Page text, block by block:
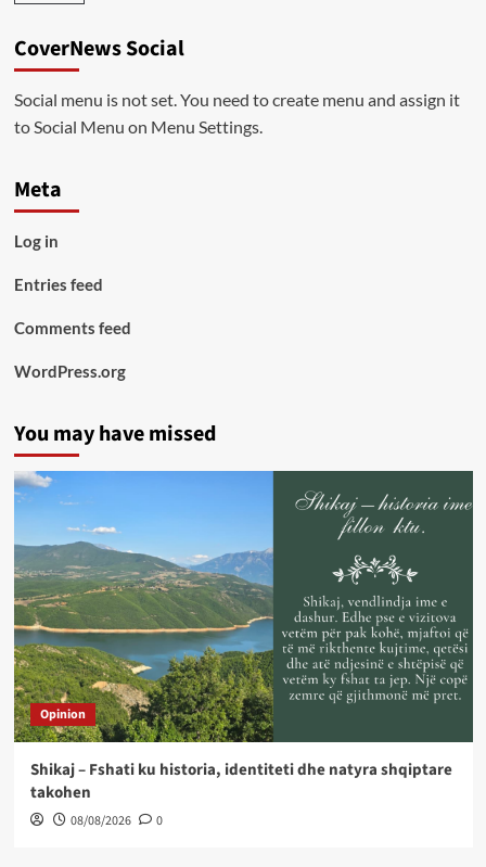
CoverNews Social
Social menu is not set. You need to create menu and assign it
to Social Menu on Menu Settings.
Meta
Log in
Entries feed
Comments feed
WordPress.org
You may have missed
Opinion
Shikaj – Fshati ku historia, identiteti dhe natyra shqiptare
takohen
08/08/2026 0